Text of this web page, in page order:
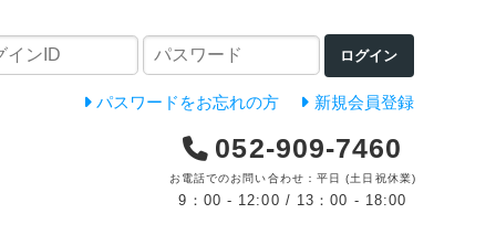
ログイン
パスワードをお忘れの方 新規会員登録
052-909-7460
お電話でのお問い合わせ：平日 (土日祝休業)
9：00 - 12:00 / 13：00 - 18:00